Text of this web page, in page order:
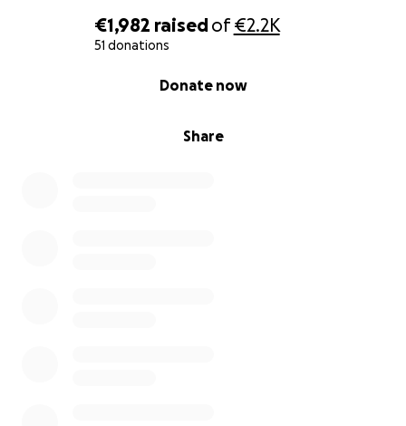
€1,982 raisedof€2.2K
51 donations
Share
Donate now